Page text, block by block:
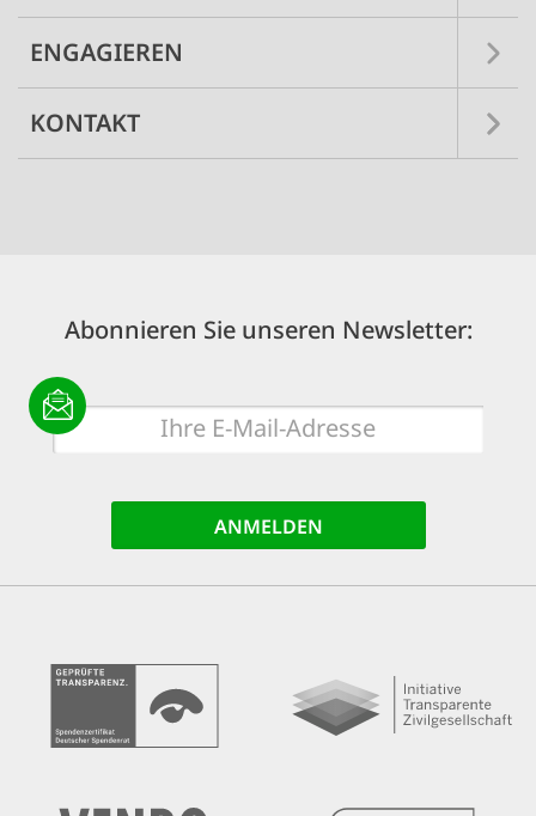
ENGAGIEREN
KONTAKT
Abonnieren Sie unseren Newsletter:
E-
Mail